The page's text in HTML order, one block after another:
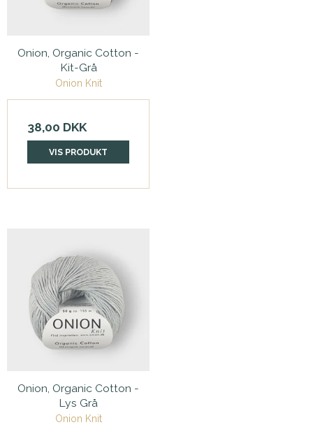
Onion, Organic Cotton -
Kit-Grå
Onion Knit
38,00 DKK
VIS PRODUKT
Onion, Organic Cotton -
Lys Grå
Onion Knit